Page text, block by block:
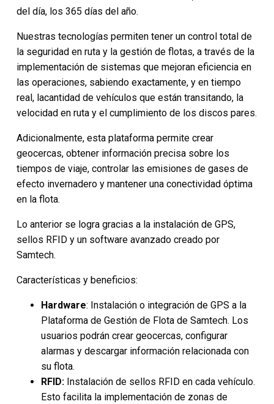
del día, los 365 días del año.
Nuestras tecnologías permiten tener un control total de
la seguridad en ruta y la gestión de flotas, a través de la
implementación de sistemas que mejoran eficiencia en
las operaciones, sabiendo exactamente, y en tiempo
real, lacantidad de vehículos que están transitando, la
velocidad en ruta y el cumplimiento de los discos pares.
Adicionalmente, esta plataforma permite crear
geocercas, obtener información precisa sobre los
tiempos de viaje, controlar las emisiones de gases de
efecto invernadero y mantener una conectividad óptima
en la flota.
Lo anterior se logra gracias a la instalación de GPS,
sellos RFID y un software avanzado creado por
Samtech.
Características y beneficios:
Hardware: Instalación o integración de GPS a la
Plataforma de Gestión de Flota de Samtech. Los
usuarios podrán crear geocercas, configurar
alarmas y descargar información relacionada con
su flota.
RFID: Instalación de sellos RFID en cada vehículo.
Esto facilita la implementación de zonas de